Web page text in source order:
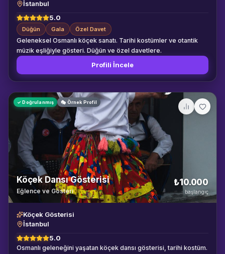
İstanbul
5.0
Düğün Gala Özel Davet
Geleneksel Osmanlı köçek sanatı. Tarihi kostümler ve otantik
müzik eşliğiyle gösteri. Düğün ve özel davetlere.
Profili İncele
✓ Doğrulanmış 🎭 Örnek Profil
Köçek Dansı Gösterisi
Eğlence ve Gösteri
₺10.000
başlangıç
Köçek Gösterisi
İstanbul
5.0
Osmanlı geleneğini yaşatan köçek dansı gösterisi, tarihi kostüm.